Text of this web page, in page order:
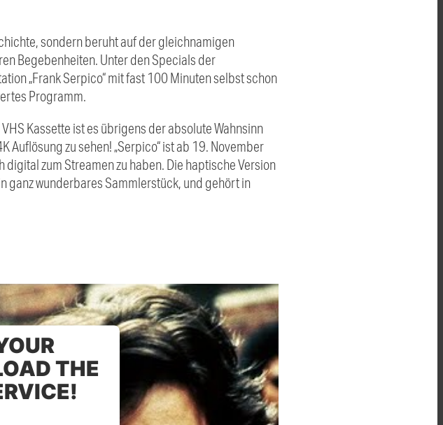
sondern beruht auf der gleichnamigen
Begebenheiten. Unter den Specials der
„Frank Serpico“ mit fast 100 Minuten selbst schon
Programm.
Kassette ist es übrigens der absolute Wahnsinn
Auflösung zu sehen! „Serpico“ ist ab 19. November
digital zum Streamen zu haben. Die haptische Version
ganz wunderbares Sammlerstück, und gehört in
THE